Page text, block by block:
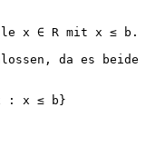
x ∈ R mit x ≤ b.
da es beide
: x ≤ b}